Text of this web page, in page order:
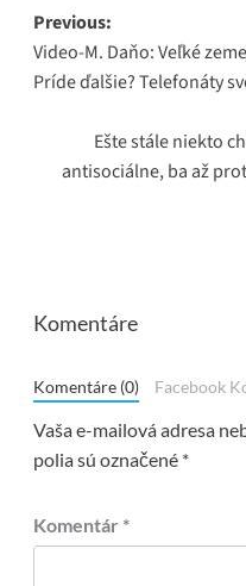
Post
navigation
Previous:
Video-M. Daňo: Veľké
Príde ďalšie? Telefonáty
Ešte stále niekto
antisociálne, ba až
Komentáre
Komentáre (0) Facebook
Vaša e-mailová adresa
polia sú označené *
Komentár *